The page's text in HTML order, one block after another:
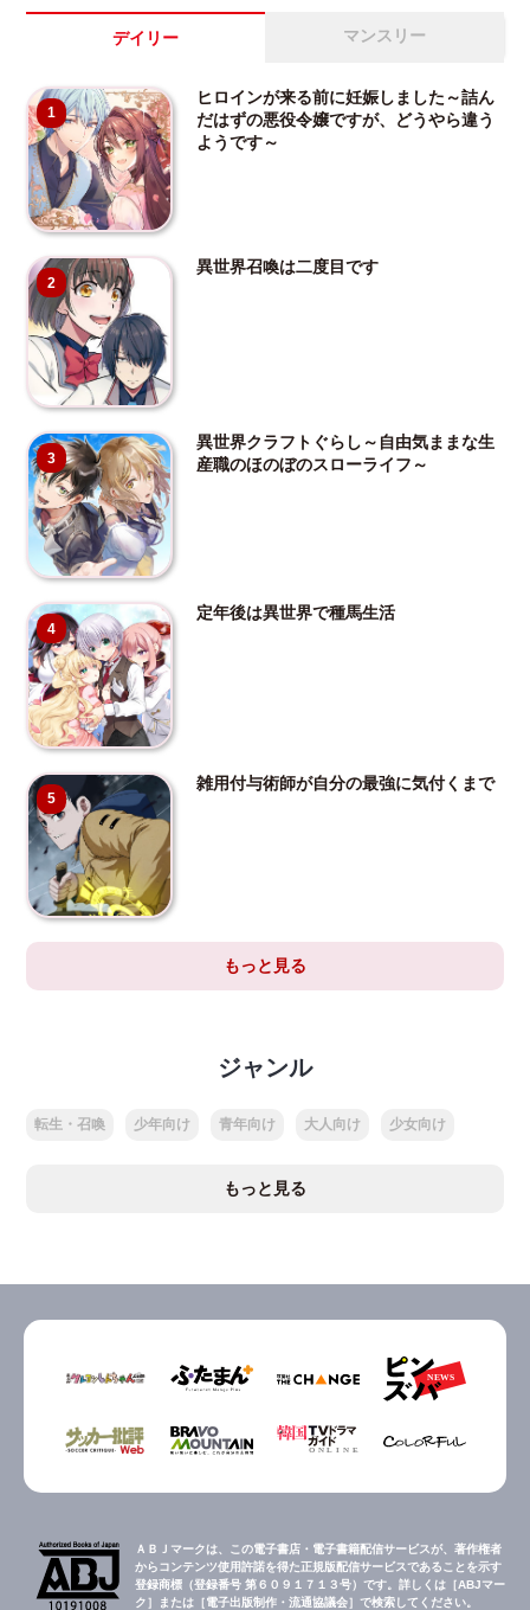
デイリー マンスリー
1
ヒロインが来る前に妊娠しました～詰ん
だはずの悪役令嬢ですが、どうやら違う
ようです～
2
異世界召喚は二度目です
3
異世界クラフトぐらし～自由気ままな生
産職のほのぼのスローライフ～
4
定年後は異世界で種馬生活
5
雑用付与術師が自分の最強に気付くまで
もっと見る
ジャンル
転生・召喚 少年向け 青年向け 大人向け 少女向け
もっと見る
ＡＢＪマークは、この電子書店・電子書籍配信サービスが、著作権者
からコンテンツ使用許諾を得た正規版配信サービスであることを示す
登録商標（登録番号 第６０９１７１３号）です。詳しくは［ABJマー
ク］または［電子出版制作・流通協議会］で検索してください。